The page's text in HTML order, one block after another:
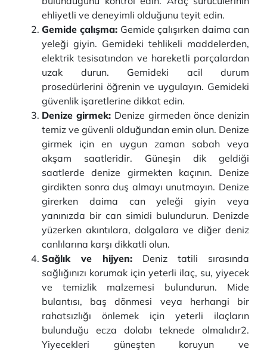
ehliyetli ve deneyimli olduğunu teyit edin.
Gemide çalışma: Gemide çalışırken daima can
yeleği giyin. Gemideki tehlikeli maddelerden,
elektrik tesisatından ve hareketli parçalardan
uzak durun. Gemideki acil durum
prosedürlerini öğrenin ve uygulayın. Gemideki
güvenlik işaretlerine dikkat edin.
Denize girmek: Denize girmeden önce denizin
temiz ve güvenli olduğundan emin olun. Denize
girmek için en uygun zaman sabah veya
akşam saatleridir. Güneşin dik geldiği
saatlerde denize girmekten kaçının. Denize
girdikten sonra duş almayı unutmayın. Denize
girerken daima can yeleği giyin veya
yanınızda bir can simidi bulundurun. Denizde
yüzerken akıntılara, dalgalara ve diğer deniz
canlılarına karşı dikkatli olun.
Sağlık ve hijyen: Deniz tatili sırasında
sağlığınızı korumak için yeterli ilaç, su, yiyecek
ve temizlik malzemesi bulundurun. Mide
bulantısı, baş dönmesi veya herhangi bir
rahatsızlığı önlemek için yeterli ilaçların
bulunduğu ecza dolabı teknede olmalıdır2.
Yiyecekleri güneşten koruyun ve